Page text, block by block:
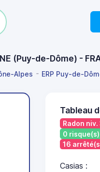
(Puy-de-Dôme) -
Alpes ERP Puy-de-
Tableau
Radon niv.
0
16
Casias :